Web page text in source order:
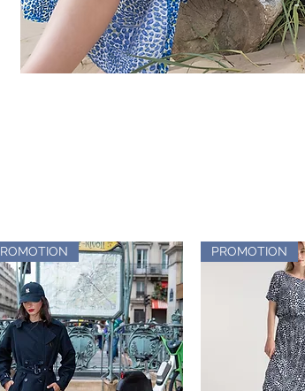
PROMOTION